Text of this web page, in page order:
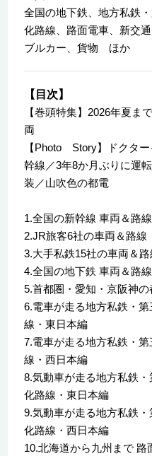
全国の地下鉄、地方私鉄
化路線、路面電車、新交
ブルカー、貨物 ほか
【目次】
【巻頭特集】2026年夏ま
両
【Photo Story】ドクタ
幹線／3年8か月ぶりに運
装／山吹色の都電
1.全国の新幹線 車両＆路線
2.JR旅客6社の車両＆路線
3.大手私鉄15社の車両＆路
4.全国の地下鉄 車両＆路線
5.首都圏・愛知・京阪神
6.電車が走る地方私鉄・
線・東日本編
7.電車が走る地方私鉄・
線・西日本編
8.気動車が走る地方私鉄
化路線・東日本編
9.気動車が走る地方私鉄
化路線・西日本編
10.北海道から九州まで 路